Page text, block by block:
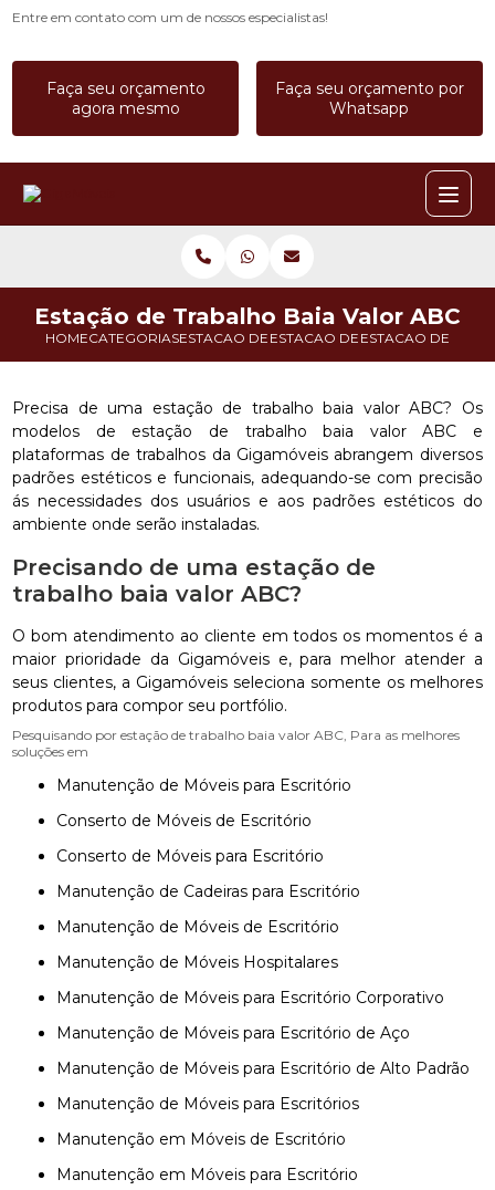
Entre em contato com um de nossos especialistas!
Faça seu orçamento
agora mesmo
Faça seu orçamento por
Whatsapp
HOMECATEGORIASESTACAO DE TRABALHOESTACAO DE TRABALHO 3
ESTACAO DE
Estação de Trabalho Baia Valor ABC
Precisa de uma estação de trabalho baia valor ABC? Os
modelos de estação de trabalho baia valor ABC e
plataformas de trabalhos da Gigamóveis abrangem diversos
padrões estéticos e funcionais, adequando-se com precisão
ás necessidades dos usuários e aos padrões estéticos do
ambiente onde serão instaladas.
Precisando de uma estação de
trabalho baia valor ABC?
O bom atendimento ao cliente em todos os momentos é a
maior prioridade da Gigamóveis e, para melhor atender a
seus clientes, a Gigamóveis seleciona somente os melhores
produtos para compor seu portfólio.
Pesquisando por estação de trabalho baia valor ABC, Para as melhores
soluções em
Manutenção de Móveis para Escritório
Conserto de Móveis de Escritório
Conserto de Móveis para Escritório
Manutenção de Cadeiras para Escritório
Manutenção de Móveis de Escritório
Manutenção de Móveis Hospitalares
Manutenção de Móveis para Escritório Corporativo
Manutenção de Móveis para Escritório de Aço
Manutenção de Móveis para Escritório de Alto Padrão
Manutenção de Móveis para Escritórios
Manutenção em Móveis de Escritório
Manutenção em Móveis para Escritório